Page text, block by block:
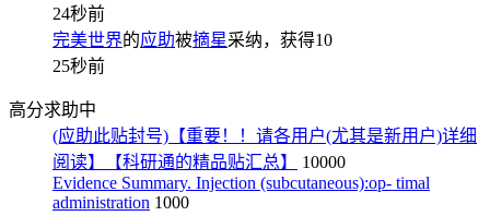
24秒前
完美世界的应助被摘星采纳，获得10
25秒前
高分求助中
(应助此贴封号)【重要！！请各用户(尤其是新用户)详细
阅读】【科研通的精品贴汇总】
10000
Evidence Summary. Injection (subcutaneous):op- timal
administration 1000